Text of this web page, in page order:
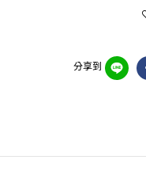
分享到